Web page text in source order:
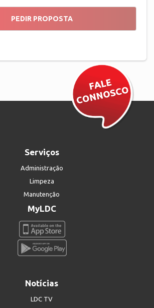
Serviços
Administração
Limpeza
Manutenção
MyLDC
Notícias
LDC TV